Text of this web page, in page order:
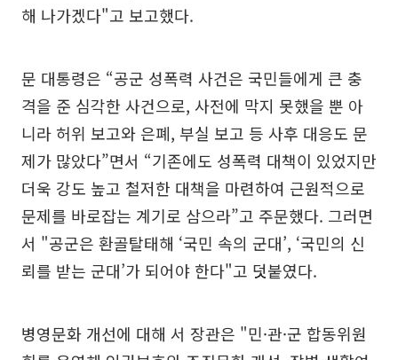
해 나가겠다"고 보고했다.
문 대통령은 “공군 성폭력 사건은 국민들에게 큰 충
격을 준 심각한 사건으로, 사전에 막지 못했을 뿐 아
니라 허위 보고와 은폐, 부실 보고 등 사후 대응도 문
제가 많았다”면서 “기존에도 성폭력 대책이 있었지만
더욱 강도 높고 철저한 대책을 마련하여 근원적으로
문제를 바로잡는 계기로 삼으라”고 주문했다. 그러면
서 "공군은 환골탈태해 ‘국민 속의 군대’, ‘국민의 신
뢰를 받는 군대’가 되어야 한다"고 덧붙였다.
병영문화 개선에 대해 서 장관은 "민·관·군 합동위원